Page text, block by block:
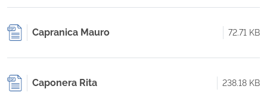
Capranica Mauro 72.71 KB
Caponera Rita 238.18 KB